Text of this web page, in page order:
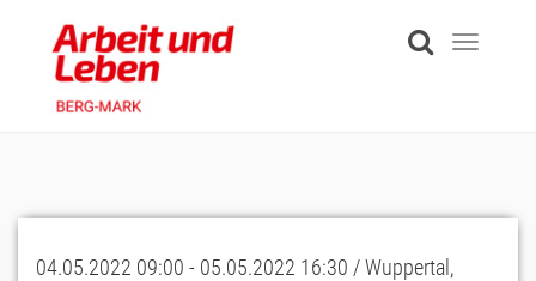
content
Toggle
04.05.2022 09:00 - 05.05.2022 16:30 / Wuppertal,